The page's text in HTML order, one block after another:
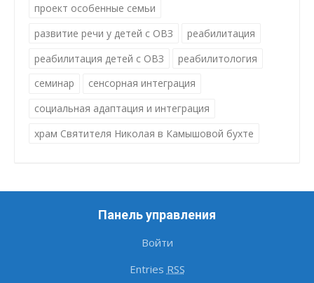
проект особенные семьи
развитие речи у детей с ОВЗ
реабилитация
реабилитация детей с ОВЗ
реабилитология
семинар
сенсорная интеграция
социальная адаптация и интеграция
храм Святителя Николая в Камышовой бухте
Панель управления
Войти
Entries RSS